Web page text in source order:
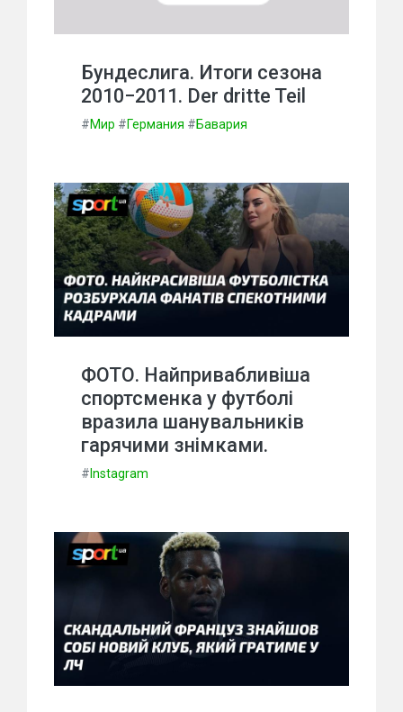
Бундеслига. Итоги сезона
2010−2011. Der dritte Teil
#Мир #Германия #Бавария
ФОТО. Найпривабливіша
спортсменка у футболі
вразила шанувальників
гарячими знімками.
# Instagram